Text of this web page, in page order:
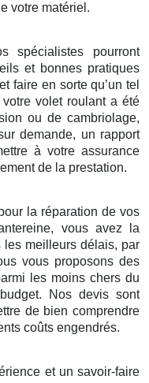
votre matériel.
spécialistes pourront
et bonnes pratiques
faire en sorte qu’un tel
volet roulant a été
ou de cambriolage,
demande, un rapport
à votre assurance
de la prestation.
la réparation de vos
vous avez la
les meilleurs délais, par
vous proposons des
les moins chers du
Nos devis sont
de bien comprendre
coûts engendrés.
et un savoir-faire